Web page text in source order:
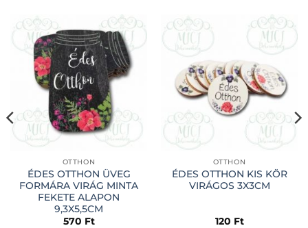
OTTHON
ÉDES OTTHON ÜVEG
FORMÁRA VIRÁG MINTA
FEKETE ALAPON
9,3X5,5CM
570 Ft
OTTHON
ÉDES OTTHON KIS KÖR
VIRÁGOS 3X3CM
120 Ft